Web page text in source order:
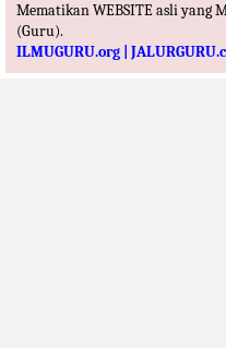
Mematikan WEBSITE asli yang
(Guru).
ILMUGURU.org |